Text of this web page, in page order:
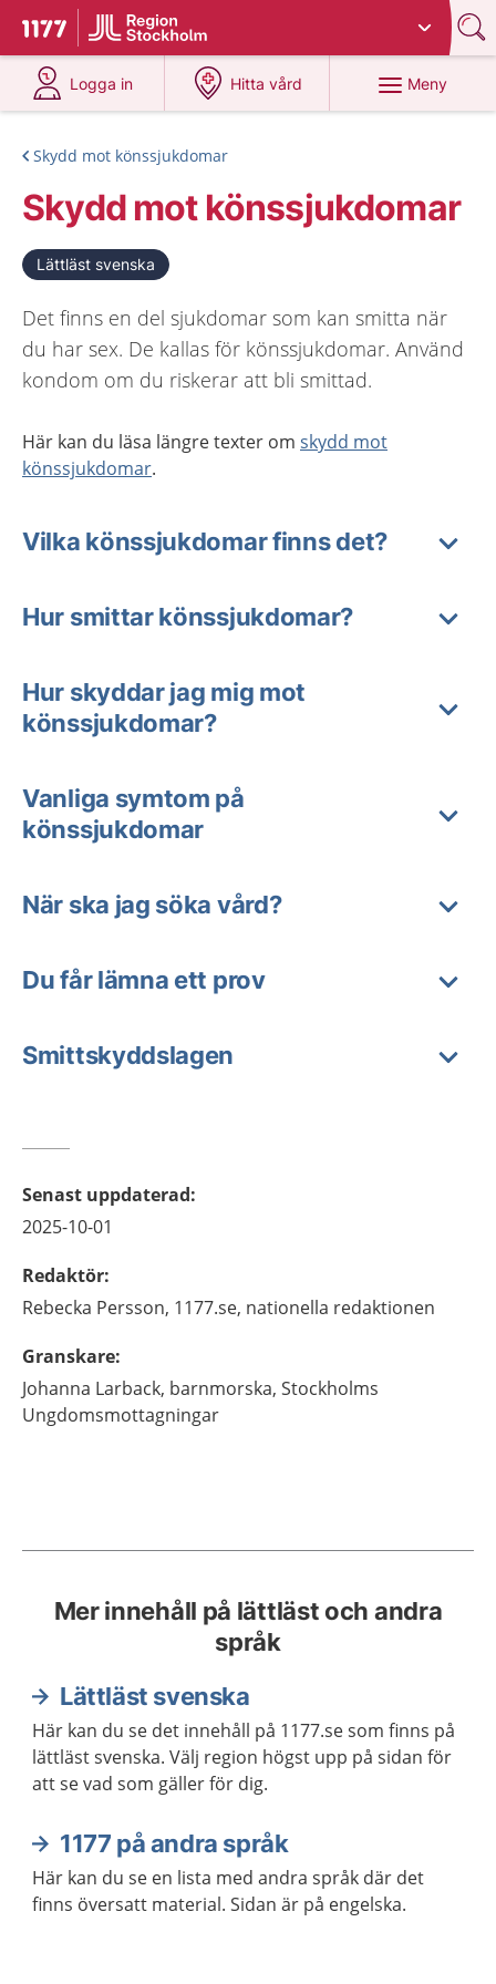
Till startsidan för 1177
Du har valt region
Logga in
på 1177.se
Hitta vård
på 1177.se
Meny
Skydd mot könssjukdomar
Skydd mot könssjukdomar
Lättläst svenska
Det finns en del sjukdomar som kan smitta när
du har sex. De kallas för könssjukdomar. Använd
kondom om du riskerar att bli smittad.
Här kan du läsa längre texter om skydd mot
könssjukdomar.
Vilka könssjukdomar finns det?
Hur smittar könssjukdomar?
Hur skyddar jag mig mot
könssjukdomar?
Vanliga symtom på
könssjukdomar
När ska jag söka vård?
Du får lämna ett prov
Smittskyddslagen
Senast uppdaterad:
2025-10-01
Redaktör:
Rebecka Persson, 1177.se, nationella redaktionen
Granskare:
Johanna Larback, barnmorska, Stockholms
Ungdomsmottagningar
Mer innehåll på lättläst och andra
språk
Lättläst svenska
Här kan du se det innehåll på 1177.se som finns på
lättläst svenska. Välj region högst upp på sidan för
att se vad som gäller för dig.
1177 på andra språk
Här kan du se en lista med andra språk där det
finns översatt material. Sidan är på engelska.